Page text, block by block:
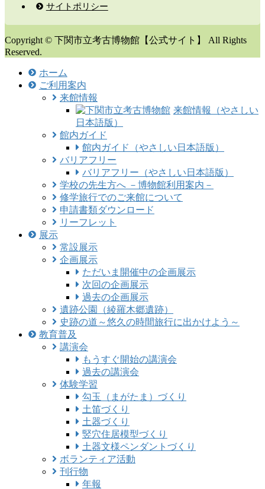
サイトポリシー
Copyright © 下関市立考古博物館【公式サイト】 All Rights
Reserved.
ホーム
ご利用案内
来館情報
来館情報（やさしい
日本語版）
館内ガイド
館内ガイド（やさしい日本語版）
バリアフリー
バリアフリー（やさしい日本語版）
学校の先生方へ －博物館利用案内－
修学旅行でのご来館について
申請書類ダウンロード
リーフレット
展示
常設展示
企画展示
ただいま開催中の企画展示
次回の企画展示
過去の企画展示
遺跡公園（綾羅木郷遺跡）
史跡の道～悠久の時間旅行に出かけよう～
教育普及
講演会
もうすぐ開始の講演会
過去の講演会
体験学習
勾玉（まがたま）づくり
土笛づくり
土器づくり
竪穴住居模型づくり
土器文様ペンダントづくり
ボランティア活動
刊行物
年報